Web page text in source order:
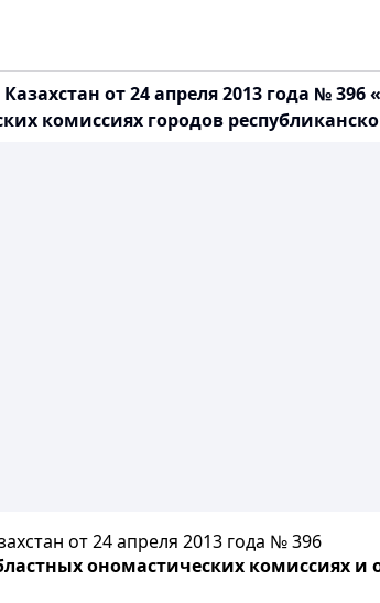
от 24 апреля 2013 года №
комиссиях городов
от 24 апреля 2013 года № 396
ономастических комиссиях и